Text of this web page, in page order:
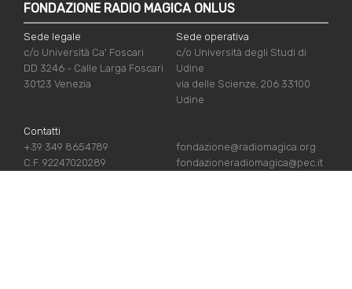
FONDAZIONE RADIO MAGICA ONLUS
Sede legale
c/o Università Ca' Foscari
DD 3246 - Calle Larga Foscari
30123 Venezia
Sede operativa
c/o Università degli Studi di
Udine
via delle Scienze, 206 33100
Udine
Contatti
+39 349 8654789
C.F. 92247020289
fondazione@radiomagica.org
fondazioneradiomagica@pec.it